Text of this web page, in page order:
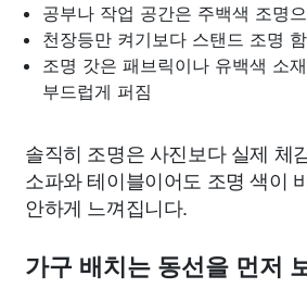
공부나 작업 공간은 주백색 조명
천장등만 켜기보다 스탠드 조명
조명 갓은 패브릭이나 유백색 소
부드럽게 퍼짐
솔직히 조명은 사진보다 실제 체
소파와 테이블이어도 조명 색이
안하게 느껴집니다.
가구 배치는 동선을 먼저